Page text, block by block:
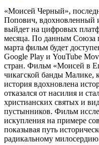
«Моисей Черный»,
Попович, вдохновленный
выйдет на цифровых
месяца. По данным Союза
марта фильм будет
Google Play и YouTube
стран. Фильм «Моисей в
чикагской банды Малике,
история вдохновлена
отказался от насилия и
христианских святых и
пустынников. Фильм
искупления на примере
показывая путь
радикальному